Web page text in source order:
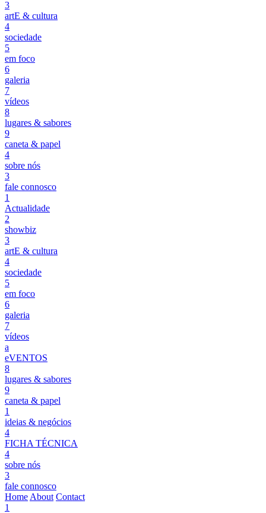
3
artE & cultura
4
sociedade
5
em foco
6
galeria
7
vídeos
8
lugares & sabores
9
caneta & papel
4
sobre nós
3
fale connosco
1
Actualidade
2
showbiz
3
artE & cultura
4
sociedade
5
em foco
6
galeria
7
vídeos
a
eVENTOS
8
lugares & sabores
9
caneta & papel
1
ideias & negócios
4
FICHA TÉCNICA
4
sobre nós
3
fale connosco
Home About Contact
1